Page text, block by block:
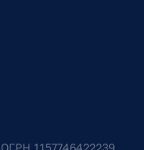
1157746422239